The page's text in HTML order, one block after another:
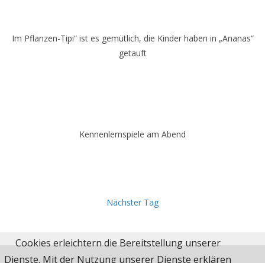
Im Pflanzen-Tipi“ ist es gemütlich, die Kinder haben in „Ananas“
getauft
Kennenlernspiele am Abend
Nächster Tag
Cookies erleichtern die Bereitstellung unserer
Dienste. Mit der Nutzung unserer Dienste erklären